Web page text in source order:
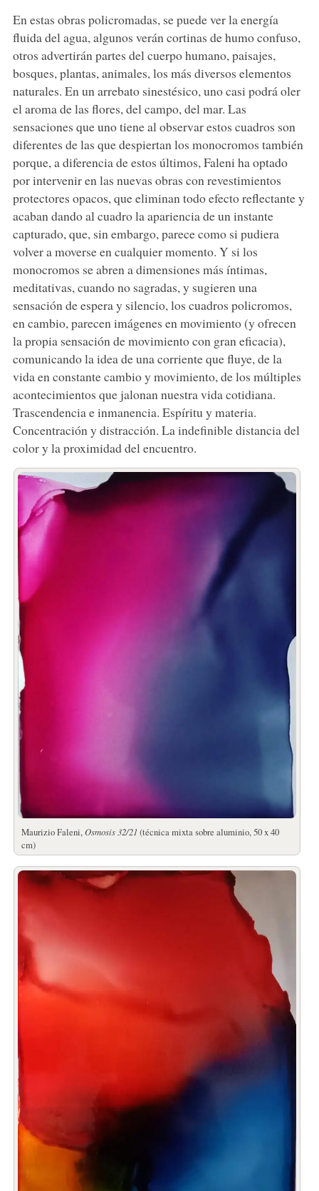
En estas obras policromadas, se puede ver la energía
fluida del agua, algunos verán cortinas de humo confuso,
otros advertirán partes del cuerpo humano, paisajes,
bosques, plantas, animales, los más diversos elementos
naturales. En un arrebato sinestésico, uno casi podrá oler
el aroma de las flores, del campo, del mar. Las
sensaciones que uno tiene al observar estos cuadros son
diferentes de las que despiertan los monocromos también
porque, a diferencia de estos últimos, Faleni ha optado
por intervenir en las nuevas obras con revestimientos
protectores opacos, que eliminan todo efecto reflectante y
acaban dando al cuadro la apariencia de un instante
capturado, que, sin embargo, parece como si pudiera
volver a moverse en cualquier momento. Y si los
monocromos se abren a dimensiones más íntimas,
meditativas, cuando no sagradas, y sugieren una
sensación de espera y silencio, los cuadros policromos,
en cambio, parecen imágenes en movimiento (y ofrecen
la propia sensación de movimiento con gran eficacia),
comunicando la idea de una corriente que fluye, de la
vida en constante cambio y movimiento, de los múltiples
acontecimientos que jalonan nuestra vida cotidiana.
Trascendencia e inmanencia. Espíritu y materia.
Concentración y distracción. La indefinible distancia del
color y la proximidad del encuentro.
Maurizio Faleni,Osmosis 32/21(técnica mixta sobre aluminio, 50 x 40
cm)